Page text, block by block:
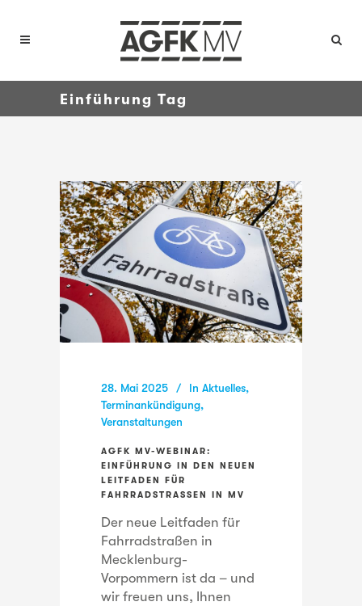
Einführung Tag
28. Mai 2025 In Aktuelles,
Terminankündigung,
Veranstaltungen
AGFK MV-WEBINAR:
EINFÜHRUNG IN DEN NEUEN
LEITFADEN FÜR
FAHRRADSTRASSEN IN MV
Der neue Leitfaden für
Fahrradstraßen in
Mecklenburg-
Vorpommern ist da – und
wir freuen uns, Ihnen